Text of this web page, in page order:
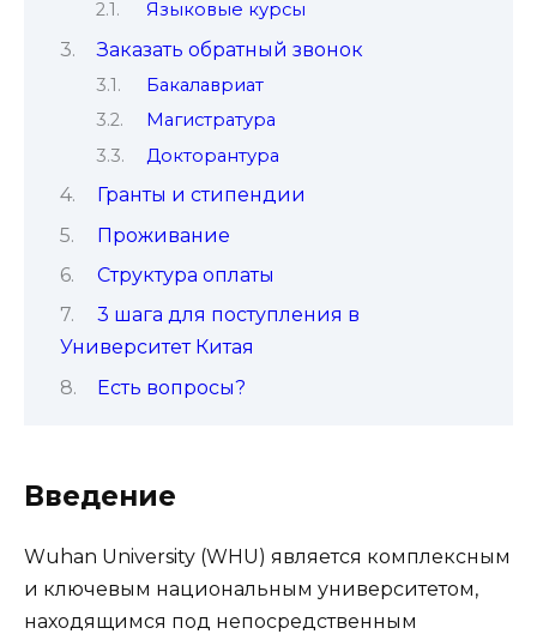
Языковые курсы
Заказать обратный звонок
Бакалавриат
Магистратура
Докторантура
Гранты и стипендии
Проживание
Структура оплаты
3 шага для поступления в
Университет Китая
Есть вопросы?
Введение
Wuhan University (WHU) является комплексным
и ключевым национальным университетом,
находящимся под непосредственным